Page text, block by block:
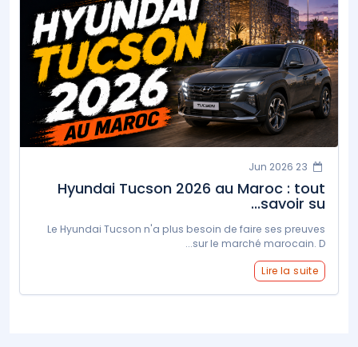
Hyundai Tucson 2026 au Maroc : tout
savoir su...
Le Hyundai Tucson n'a plus besoin de faire ses preuves
sur le marché marocain. D...
Lire la suite